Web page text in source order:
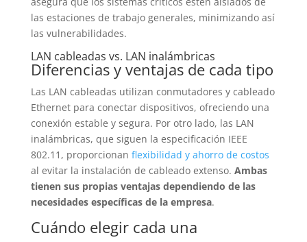
las estaciones de trabajo generales, minimizando así
las vulnerabilidades.
LAN cableadas vs. LAN inalámbricas
Diferencias y ventajas de cada tipo
Las LAN cableadas utilizan conmutadores y cableado
Ethernet para conectar dispositivos, ofreciendo una
conexión estable y segura. Por otro lado, las LAN
inalámbricas, que siguen la especificación IEEE
802.11, proporcionan flexibilidad y ahorro de costos
al evitar la instalación de cableado extenso. Ambas
tienen sus propias ventajas dependiendo de las
necesidades específicas de la empresa.
Cuándo elegir cada una